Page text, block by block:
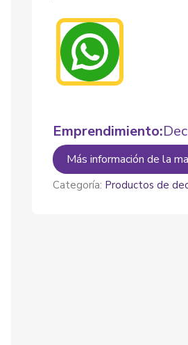
Emprendimiento:
Más información de la
Categoría: Productos de